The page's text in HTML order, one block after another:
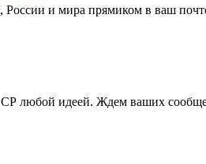
России и мира прямиком в ваш
СР любой идеей. Ждем ваших